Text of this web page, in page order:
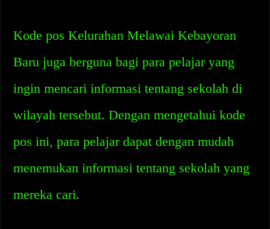
Kode pos Kelurahan Melawai Kebayoran
Baru juga berguna bagi para pelajar yang
ingin mencari informasi tentang sekolah di
wilayah tersebut. Dengan mengetahui kode
pos ini, para pelajar dapat dengan mudah
menemukan informasi tentang sekolah yang
mereka cari.